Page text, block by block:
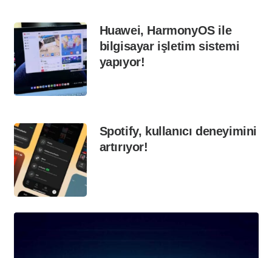
Huawei, HarmonyOS ile
bilgisayar işletim sistemi
yapıyor!
Spotify, kullanıcı deneyimini
artırıyor!